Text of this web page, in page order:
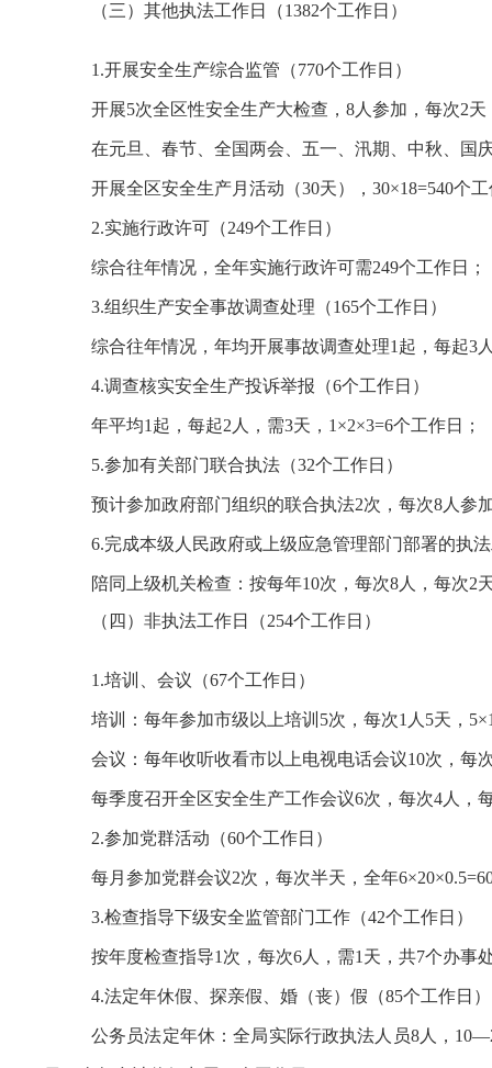
（三）其他执法工作日（1382个工作日）
1.开展安全生产综合监管（770个工作日）
开展5次全区性安全生产大检查，8人参加，每次2天
在元旦、春节、全国两会、五一、汛期、中秋、国
开展全区安全生产月活动（30天），30×18=540个
2.实施行政许可（249个工作日）
综合往年情况，全年实施行政许可需249个工作日；
3.组织生产安全事故调查处理（165个工作日）
综合往年情况，年均开展事故调查处理1起，每起3
4.调查核实安全生产投诉举报（6个工作日）
年平均1起，每起2人，需3天，1×2×3=6个工作日；
5.参加有关部门联合执法（32个工作日）
预计参加政府部门组织的联合执法2次，每次8人参
6.完成本级人民政府或上级应急管理部门部署的执
陪同上级机关检查：按每年10次，每次8人，每次2
（四）非执法工作日（254个工作日）
1.培训、会议（67个工作日）
培训：每年参加市级以上培训5次，每次1人5天，
会议：每年收听收看市以上电视电话会议10次，每
每季度召开全区安全生产工作会议6次，每次4人，
2.参加党群活动（60个工作日）
每月参加党群会议2次，每次半天，全年
3.检查指导下级安全监管部门工作（42个工作日）
按年度检查指导1次，每次6人，需1天，共7个办事
4.法定年休假、探亲假、婚（丧）假（85个工作日）
公务员法定年休：全局实际行政执法人员8人，